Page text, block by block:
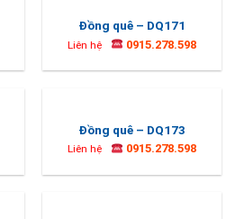
Đồng quê – DQ171
Liên hệ 0915.278.598
Đồng quê – DQ173
Liên hệ 0915.278.598